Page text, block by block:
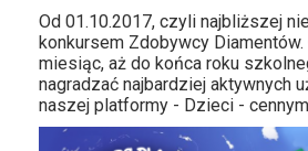
Od 01.10.2017, czyli najbliższej
konkursem Zdobywcy
miesiąc, aż do końca roku
nagradzać najbardziej aktywnych
naszej platformy - Dzieci -